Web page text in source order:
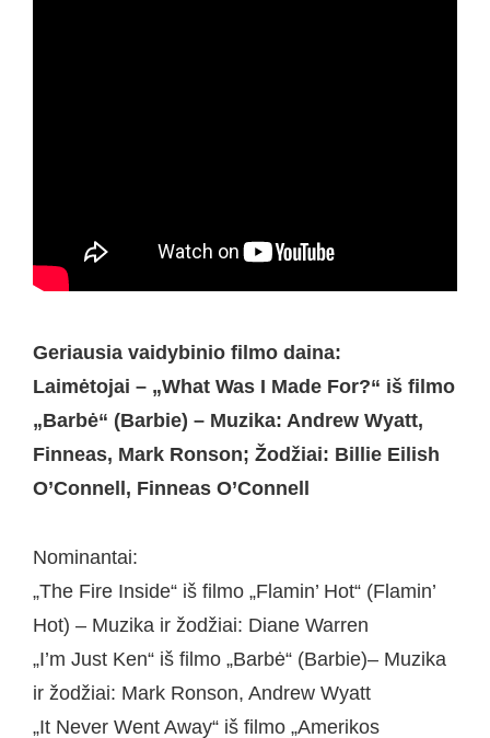
Geriausia vaidybinio filmo daina:
Laimėtojai – „What Was I Made For?“ iš filmo
„Barbė“ (Barbie) – Muzika: Andrew Wyatt,
Finneas, Mark Ronson; Žodžiai: Billie Eilish
O’Connell, Finneas O’Connell
Nominantai:
„The Fire Inside“ iš filmo „Flamin’ Hot“ (Flamin’
Hot) – Muzika ir žodžiai: Diane Warren
„I’m Just Ken“ iš filmo „Barbė“ (Barbie)– Muzika
ir žodžiai: Mark Ronson, Andrew Wyatt
„It Never Went Away“ iš filmo „Amerikos